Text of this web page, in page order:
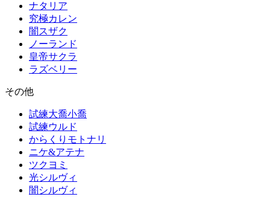
ナタリア
究極カレン
闇スザク
ノーランド
皇帝サクラ
ラズベリー
その他
試練大喬小喬
試練ウルド
からくりモトナリ
ニケ&アテナ
ツクヨミ
光シルヴィ
闇シルヴィ